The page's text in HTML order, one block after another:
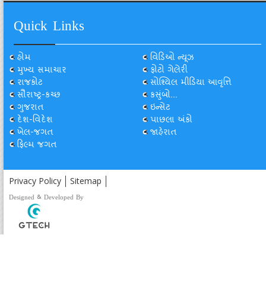
Quick Links
હોમ
મુખ્ય સમાચાર
રાજકોટ
સૌરાષ્ટ્ર-કચ્છ
ગુજરાત
દેશ-વિદેશ
ખેલ-જગત
ફિલ્મ જગત
વિડિઓ ન્યૂઝ
ફોટો ગેલેરી
સોશ્યિલ મીડિયા આવૃત્તિ
કસુંબો...
ઇન્સેટ
પાછલા અંકો
જાહેરાત
Privacy Policy Sitemap
Designed & Developed By